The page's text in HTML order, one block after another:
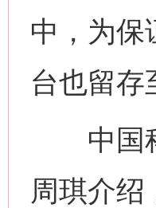
中，为保
台也留存
中国科
周琪介绍